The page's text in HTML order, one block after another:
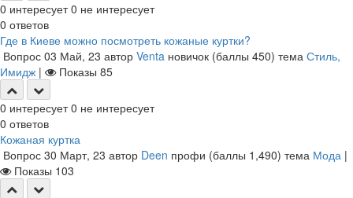
0 интересует 0 не интересует
0 ответов
Где в Киеве можно посмотреть кожаные куртки?
Вопрос 03 Май, 23 автор Venta новичок (баллы 450) тема Стиль,
Имидж | Показы 85
0 интересует 0 не интересует
0 ответов
Кожаная куртка
Вопрос 30 Март, 23 автор Deen профи (баллы 1,490) тема Мода |
Показы 103